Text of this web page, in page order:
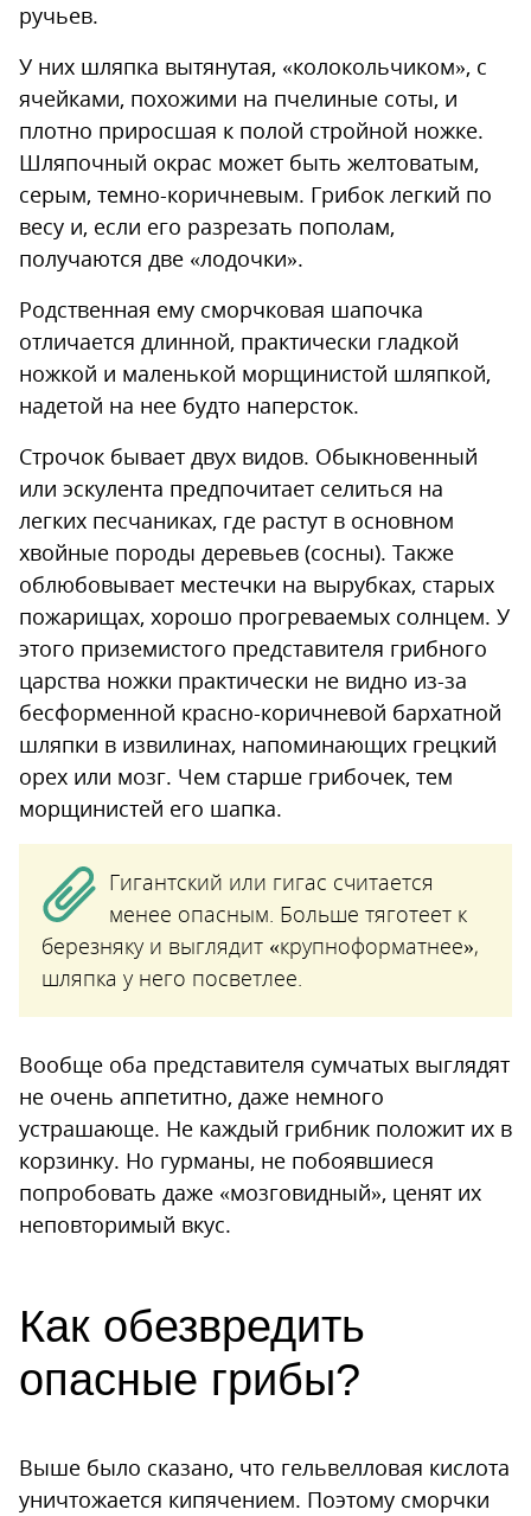
ручьев.
У них шляпка вытянутая, «колокольчиком», с
ячейками, похожими на пчелиные соты, и
плотно приросшая к полой стройной ножке.
Шляпочный окрас может быть желтоватым,
серым, темно-коричневым. Грибок легкий по
весу и, если его разрезать пополам,
получаются две «лодочки».
Родственная ему сморчковая шапочка
отличается длинной, практически гладкой
ножкой и маленькой морщинистой шляпкой,
надетой на нее будто наперсток.
Строчок бывает двух видов. Обыкновенный
или эскулента предпочитает селиться на
легких песчаниках, где растут в основном
хвойные породы деревьев (сосны). Также
облюбовывает местечки на вырубках, старых
пожарищах, хорошо прогреваемых солнцем. У
этого приземистого представителя грибного
царства ножки практически не видно из-за
бесформенной красно-коричневой бархатной
шляпки в извилинах, напоминающих грецкий
орех или мозг. Чем старше грибочек, тем
морщинистей его шапка.
Гигантский или гигас считается
менее опасным. Больше тяготеет к
березняку и выглядит «крупноформатнее»,
шляпка у него посветлее.
Вообще оба представителя сумчатых выглядят
не очень аппетитно, даже немного
устрашающе. Не каждый грибник положит их в
корзинку. Но гурманы, не побоявшиеся
попробовать даже «мозговидный», ценят их
неповторимый вкус.
Как обезвредить
опасные грибы?
Выше было сказано, что гельвелловая кислота
уничтожается кипячением. Поэтому сморчки